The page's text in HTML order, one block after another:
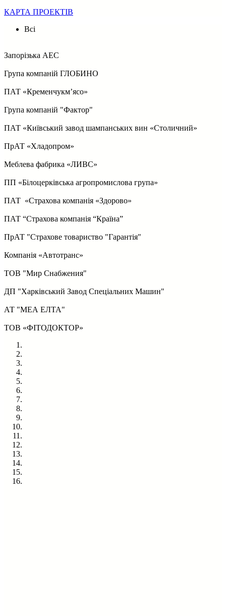
КАРТА ПРОЕКТІВ
Всі
Запорізька АЕС
Група компаній ГЛОБИНО
ПАТ «Кременчукм’ясо»
Група компаній "Фактор"
ПАТ «Київський завод шампанських вин «Столичний»
ПрАТ «Хладопром»
Меблева фабрика «ЛИВС»
ПП «Білоцерківська агропромислова група»
ПАТ «Страхова компанія «Здорово»
ПАТ “Страхова компанія “Країна”
ПрАТ "Страховe товариство "Гарантія"
Компанія «Автотранс»
ТОВ "Мир Снабжения"
ДП "Харківський Завод Спеціальних Машин"
АТ "МЕА ЕЛТА"
ТОВ «ФІТОДОКТОР»